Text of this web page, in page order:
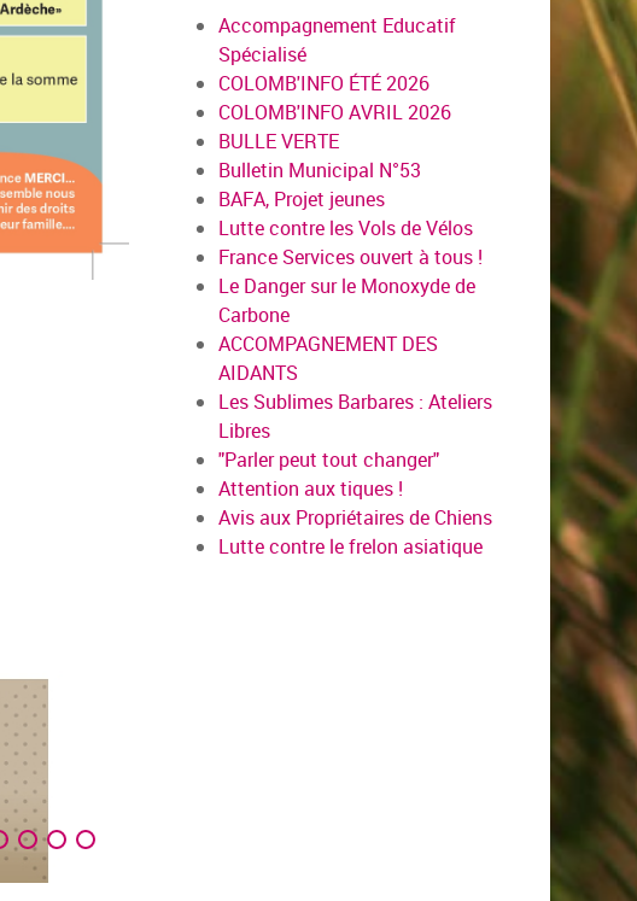
Accompagnement Educatif
Spécialisé
COLOMB'INFO ÉTÉ 2026
COLOMB'INFO AVRIL 2026
BULLE VERTE
Bulletin Municipal N°53
BAFA, Projet jeunes
Lutte contre les Vols de Vélos
France Services ouvert à tous !
Le Danger sur le Monoxyde de
Carbone
ACCOMPAGNEMENT DES
AIDANTS
Les Sublimes Barbares : Ateliers
Libres
"Parler peut tout changer"
Attention aux tiques !
Avis aux Propriétaires de Chiens
Lutte contre le frelon asiatique